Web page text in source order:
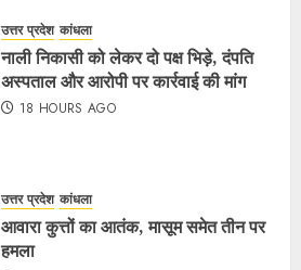
उत्तर प्रदेश कांधला
नाली निकासी को लेकर दो पक्ष भिड़े, दंपति
अस्पताल और आरोपी पर कार्रवाई की मांग
18 HOURS AGO
उत्तर प्रदेश कांधला
आवारा कुत्तों का आतंक, मासूम समेत तीन पर
हमला